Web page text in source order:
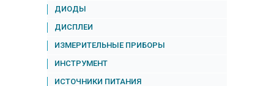
ДИОДЫ
ДИСПЛЕИ
ИЗМЕРИТЕЛЬНЫЕ ПРИБОРЫ
ИНСТРУМЕНТ
ИСТОЧНИКИ ПИТАНИЯ